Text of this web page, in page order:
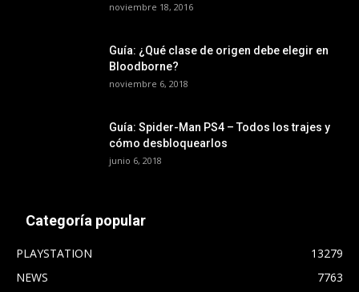
noviembre 18, 2016
Guía: ¿Qué clase de origen debe elegir en
Bloodborne?
noviembre 6, 2018
Guía: Spider-Man PS4 – Todos los trajes y
cómo desbloquearlos
junio 6, 2018
Categoría popular
PLAYSTATION
13279
NEWS
7763